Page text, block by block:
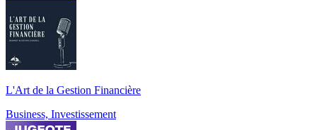
L'Art de la Gestion Financière
Business, Investissement